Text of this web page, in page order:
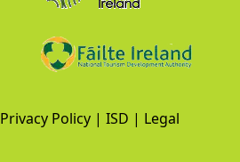
Privacy Policy | ISD | Legal